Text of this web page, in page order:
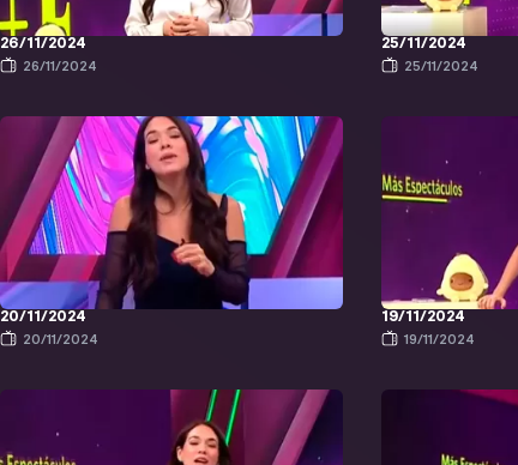
26/11/2024
26/11/2024
25/11/2024
25/11/2024
20/11/2024
20/11/2024
19/11/2024
19/11/2024